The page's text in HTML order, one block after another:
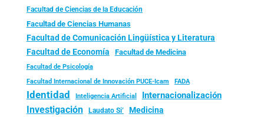
Facultad de Ciencias de la Educación
Facultad de Ciencias Humanas
Facultad de Comunicación Lingüística y Literatura
Facultad de Economía Facultad de Medicina
Facultad de Psicología
Facultad Internacional de Innovación PUCE-Icam FADA
Identidad Inteligencia Artificial Internacionalización
Investigación Laudato Si’ Medicina